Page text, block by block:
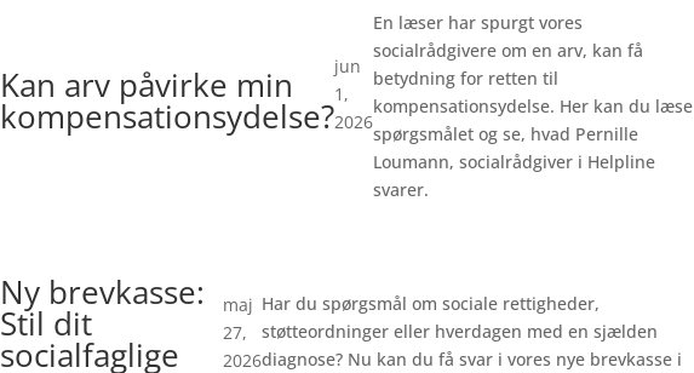
Kan arv påvirke min
kompensationsydelse?
jun
1,
2026
En læser har spurgt vores
socialrådgivere om en arv, kan få
betydning for retten til
kompensationsydelse. Her kan du læse
spørgsmålet og se, hvad Pernille
Loumann, socialrådgiver i Helpline
svarer.
Ny brevkasse:
Stil dit
socialfaglige
maj
27,
2026
Har du spørgsmål om sociale rettigheder,
støtteordninger eller hverdagen med en sjælden
diagnose? Nu kan du få svar i vores nye brevkasse i